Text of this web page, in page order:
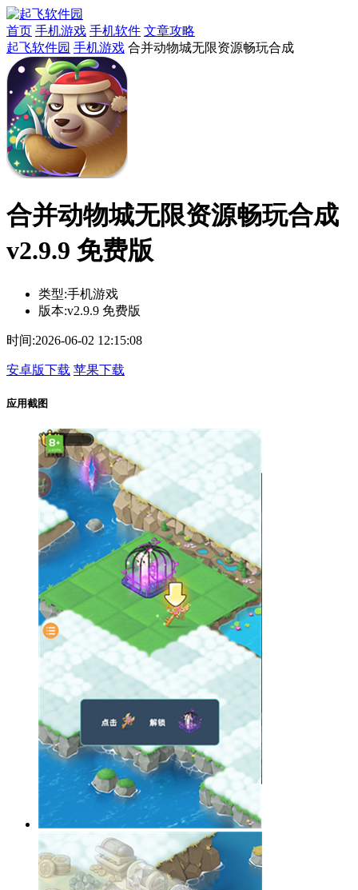
首页 手机游戏 手机软件 文章攻略
起飞软件园 手机游戏 合并动物城无限资源畅玩合成
合并动物城无限资源畅玩合成
v2.9.9 免费版
类型:手机游戏
版本:v2.9.9 免费版
时间:2026-06-02 12:15:08
安卓版下载 苹果下载
应用截图